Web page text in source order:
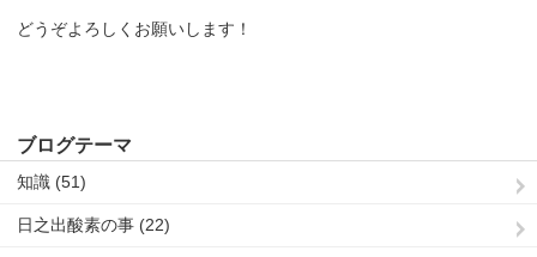
どうぞよろしくお願いします！
ブログテーマ
知識 (51)
日之出酸素の事 (22)